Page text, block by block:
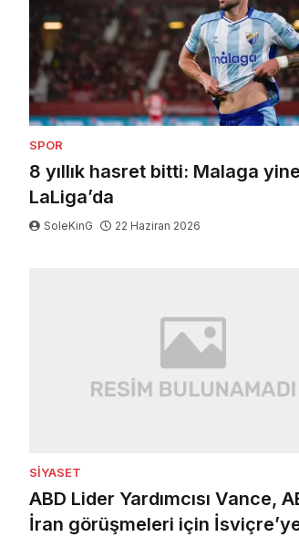
SPOR
8 yıllık hasret bitti: Malaga yine
LaLiga’da
SoleKinG 22 Haziran 2026
SIYASET
ABD Lider Yardımcısı Vance,
İran görüşmeleri için